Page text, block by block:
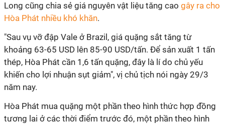
Long cũng chia sẻ giá nguyên vật liệu tăng cao gây ra cho
Hòa Phát nhiều khó khăn.
"Sau vụ vỡ đập Vale ở Brazil, giá quặng sắt tăng từ
khoảng 63-65 USD lên 85-90 USD/tấn. Để sản xuất 1 tấn
thép, Hòa Phát cần 1,6 tấn quặng, đây là lí do chủ yếu
khiến cho lợi nhuận sụt giảm", vị chủ tịch nói ngày 29/3
năm nay.
Hòa Phát mua quặng một phần theo hình thức hợp đồng
tương lai ở các thời điểm trước đó, một phần theo hình